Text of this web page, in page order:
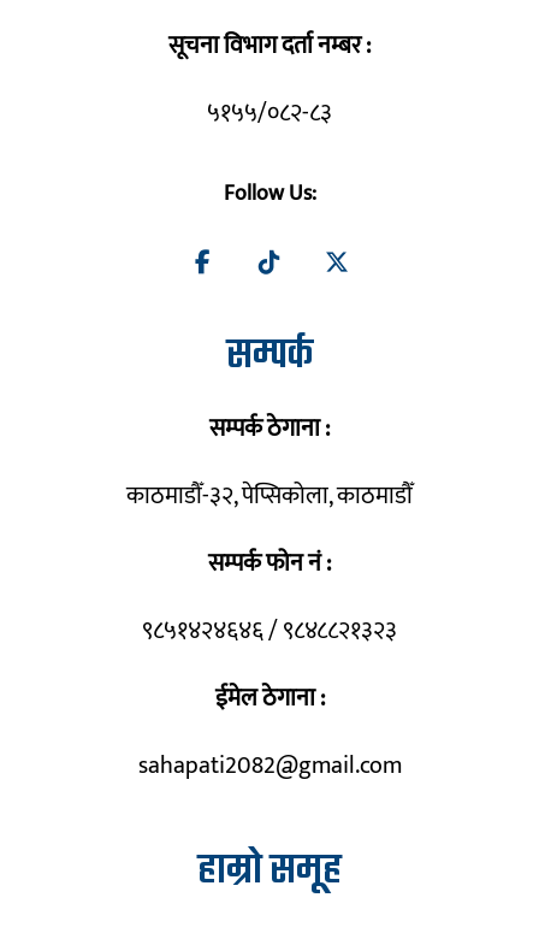
सूचना विभाग दर्ता नम्बर :
५१५५/०८२-८३
Follow Us:
सम्पर्क
सम्पर्क ठेगाना :
काठमाडौँ-३२, पेप्सिकोला, काठमाडौँ
सम्पर्क फोन नं :
९८५१४२४६४६ / ९८४८८२१३२३
ईमेल ठेगाना :
sahapati2082@gmail.com
हाम्रो समूह